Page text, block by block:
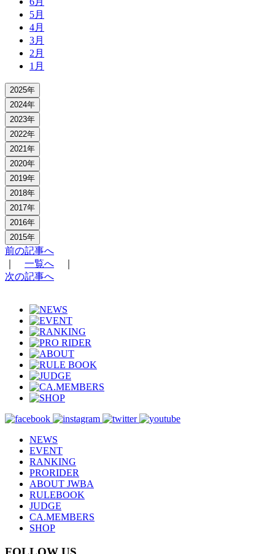
5月
4月
3月
2月
1月
2025年
2024年
2023年
2022年
2021年
2020年
2019年
2018年
2017年
2016年
2015年
前の記事へ
一覧へ
次の記事へ
NEWS
EVENT
RANKING
PRORIDER
ABOUT JWBA
RULEBOOK
JUDGE
CA.MEMBERS
SHOP